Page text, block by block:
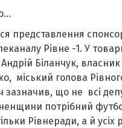
представлення
Рівне -1. У
Біланчук,
міський голова
зазначив, що не всі
потрібний
Рівнеради, а й усіх